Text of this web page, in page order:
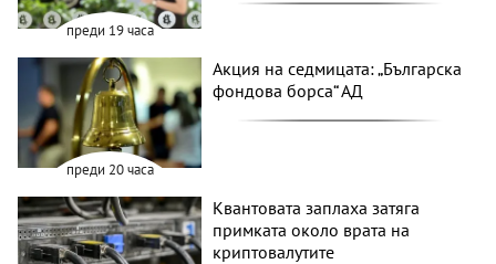
преди 19 часа
преди 20 часа
Акция на седмицата: „Българска
фондова борса“ АД
Квантовата заплаха затяга
примката около врата на
криптовалутите